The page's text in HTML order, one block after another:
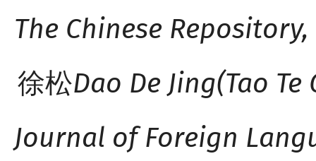
The Chinese Repository,
徐松Dao De Jing(Tao Te
Journal of Foreign